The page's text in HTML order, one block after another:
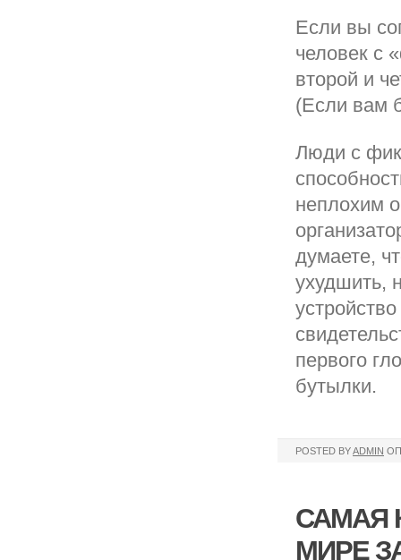
Если вы
человек с
второй и
(Если вам
Люди с
неплохим
думаете,
ухудшить,
первого
бутылки.
POSTED BYADMIN
САМАЯ
МИРЕ